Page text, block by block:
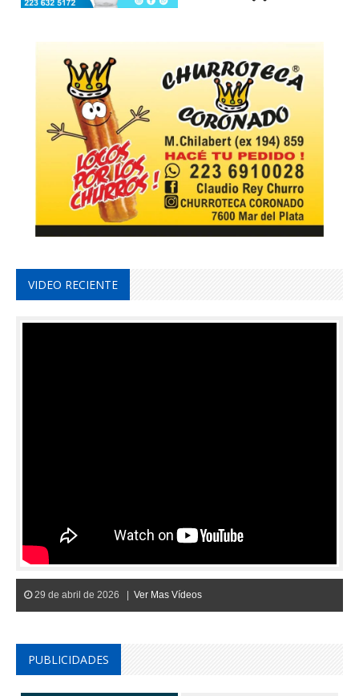
VIDEO RECIENTE
29 de abril de 2026 | Ver Mas Vídeos
PUBLICIDADES